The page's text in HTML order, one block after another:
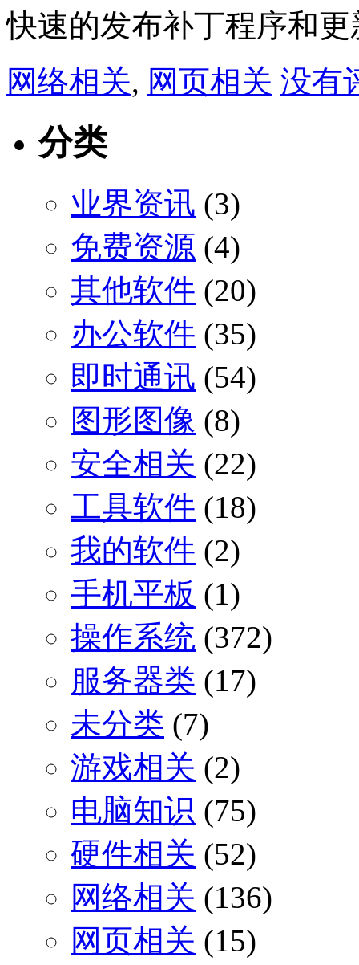
快速的发布补丁程序和
网络相关, 网页相关 没有
分类
业界资讯 (3)
免费资源 (4)
其他软件 (20)
办公软件 (35)
即时通讯 (54)
图形图像 (8)
安全相关 (22)
工具软件 (18)
我的软件 (2)
手机平板 (1)
操作系统 (372)
服务器类 (17)
未分类 (7)
游戏相关 (2)
电脑知识 (75)
硬件相关 (52)
网络相关 (136)
网页相关 (15)